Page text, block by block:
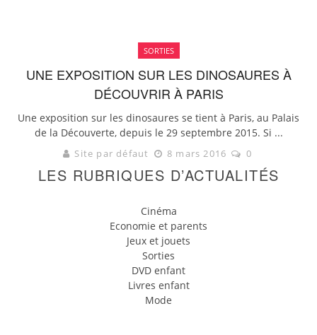
SORTIES
UNE EXPOSITION SUR LES DINOSAURES À
DÉCOUVRIR À PARIS
Une exposition sur les dinosaures se tient à Paris, au Palais
de la Découverte, depuis le 29 septembre 2015. Si ...
Site par défaut 8 mars 2016 0
LES RUBRIQUES D’ACTUALITÉS
Cinéma
Economie et parents
Jeux et jouets
Sorties
DVD enfant
Livres enfant
Mode